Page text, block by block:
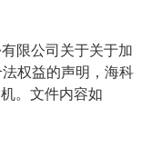
限公司关于关于加
权益的声明，海科
。文件内容如